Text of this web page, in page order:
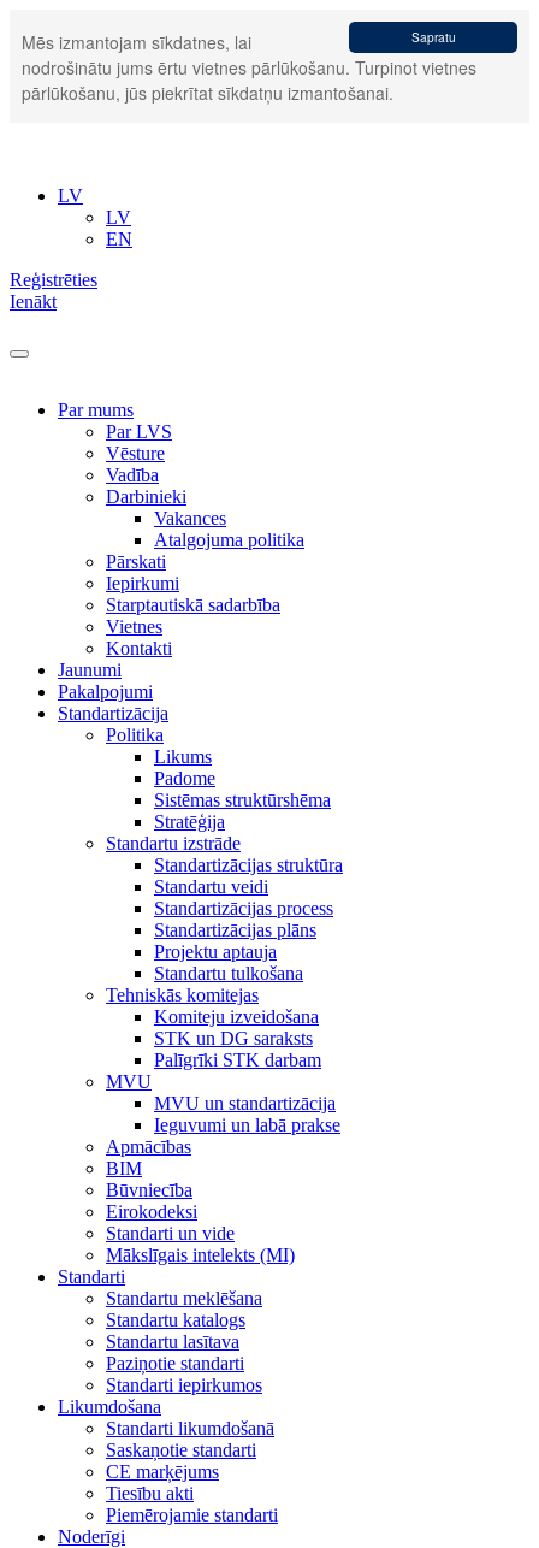
Sapratu
Mēs izmantojam sīkdatnes, lai
nodrošinātu jums ērtu vietnes pārlūkošanu. Turpinot vietnes
pārlūkošanu, jūs piekrītat sīkdatņu izmantošanai.
LV
LV
EN
Reģistrēties
Ienākt
Par mums
Par LVS
Vēsture
Vadība
Darbinieki
Vakances
Atalgojuma politika
Pārskati
Iepirkumi
Starptautiskā sadarbība
Vietnes
Kontakti
Jaunumi
Pakalpojumi
Standartizācija
Politika
Likums
Padome
Sistēmas struktūrshēma
Stratēģija
Standartu izstrāde
Standartizācijas struktūra
Standartu veidi
Standartizācijas process
Standartizācijas plāns
Projektu aptauja
Standartu tulkošana
Tehniskās komitejas
Komiteju izveidošana
STK un DG saraksts
Palīgrīki STK darbam
MVU
MVU un standartizācija
Ieguvumi un labā prakse
Apmācības
BIM
Būvniecība
Eirokodeksi
Standarti un vide
Mākslīgais intelekts (MI)
Standarti
Standartu meklēšana
Standartu katalogs
Standartu lasītava
Paziņotie standarti
Standarti iepirkumos
Likumdošana
Standarti likumdošanā
Saskaņotie standarti
CE marķējums
Tiesību akti
Piemērojamie standarti
Noderīgi